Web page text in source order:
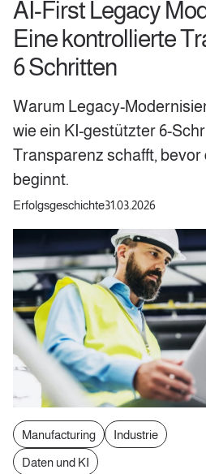
AI-First Legacy
Eine kontrollierte
6 Schritten
Warum Legacy-
wie ein KI-gestützter 6-
Transparenz schafft, bevor
beginnt.
Erfolgsgeschichte31.03.2026
Manufacturing
Industrie
Daten und KI